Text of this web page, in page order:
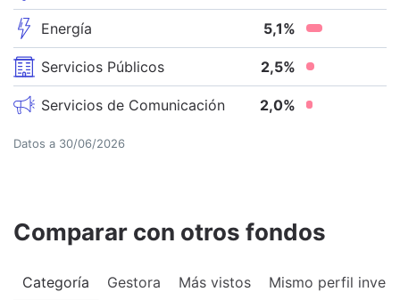
Energía 5,1%
Servicios Públicos 2,5%
Servicios de Comunicación 2,0%
Datos a 30/06/2026
Comparar con otros fondos
Categoría Gestora Más vistos Mismo perfil